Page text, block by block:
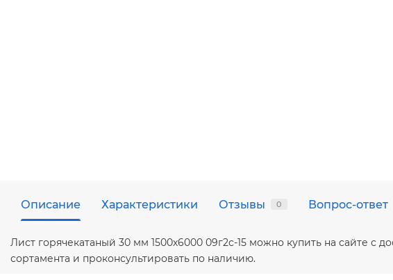
Описание Характеристики Отзывы 0 Вопрос-ответ
Лист горячекатаный 30 мм 1500х6000 09г2с-15 можно купить на сайте
сортамента и проконсультировать по наличию.